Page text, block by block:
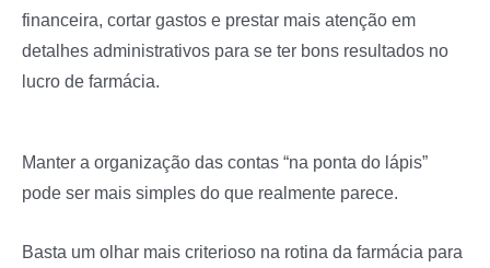
financeira, cortar gastos e prestar mais atenção em
detalhes administrativos para se ter bons resultados no
lucro de farmácia.
Manter a organização das contas “na ponta do lápis”
pode ser mais simples do que realmente parece.
Basta um olhar mais criterioso na rotina da farmácia para